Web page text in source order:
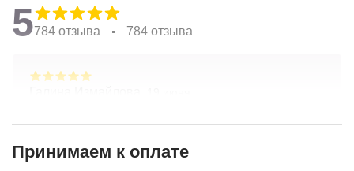
5784 отзыва 784 отзыва
городе, заказываю через приложение. Всегда
Принимаем к оплате